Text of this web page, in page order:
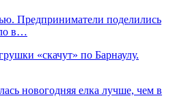
Предприниматели поделились
в…
«скачут» по Барнаулу.
новогодняя елка лучше, чем в